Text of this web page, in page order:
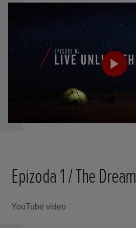
Epizoda 1 / The Dream
YouTube video